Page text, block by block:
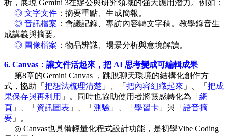
析，展現 Gemini 3在辦公與研究領域的強大應用潛力。例如：
◎ 文字文件 ：摘要重點、生成簡報。
◎ 音訊檔案 ：會議記錄、專訪內容轉文字稿。教學錄音生
成講義與摘要。
◎ 圖像檔案 ：物品辨識、場景分析與意境解讀。
6. Canvas：讓文件活起來，把 AI 思考變成可編輯成果
第8章的Gemini Canvas ，跳脫聊天環境的結構化創作方
式，協助「 把想法梳理清楚 」、「 把內容組織起來 」、「 把成
果保存與再利用 」。同時也協助使用者將靈感轉化為「 網
頁 」、「 資訊圖表 」、「 測驗 」、「 學習卡 」與「 語音摘
要 」。
◎ Canvas也具備輕量化程式設計功能，是初學Vibe Coding